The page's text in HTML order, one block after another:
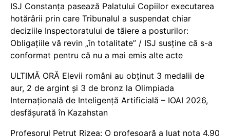
ISJ Constanța pasează Palatului Copiilor executarea
hotărârii prin care Tribunalul a suspendat chiar
deciziile Inspectoratului de tăiere a posturilor:
Obligațiile vă revin „în totalitate” / ISJ susține că s-a
conformat pentru că nu a mai emis alte acte
ULTIMĂ ORĂ Elevii români au obținut 3 medalii de
aur, 2 de argint și 3 de bronz la Olimpiada
Internațională de Inteligență Artificială – IOAI 2026,
desfășurată în Kazahstan
Profesorul Petruț Rizea: O profesoară a luat nota 4.90